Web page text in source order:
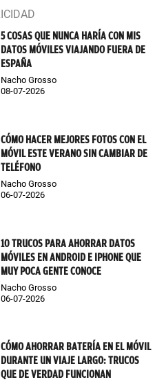
5 COSAS QUE NUNCA HARÍA CON MIS
DATOS MÓVILES VIAJANDO FUERA DE
ESPAÑA
Nacho Grosso
08-07-2026
CÓMO HACER MEJORES FOTOS CON EL
MÓVIL ESTE VERANO SIN CAMBIAR DE
TELÉFONO
Nacho Grosso
06-07-2026
10 TRUCOS PARA AHORRAR DATOS
MÓVILES EN ANDROID E IPHONE QUE
MUY POCA GENTE CONOCE
Nacho Grosso
06-07-2026
CÓMO AHORRAR BATERÍA EN EL MÓVIL
DURANTE UN VIAJE LARGO: TRUCOS
QUE DE VERDAD FUNCIONAN